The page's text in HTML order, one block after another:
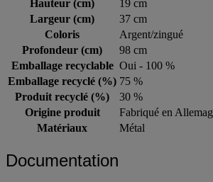
Hauteur (cm)
19 cm
Largeur (cm)
37 cm
Coloris
Argent/zingué
Profondeur (cm)
98 cm
Emballage recyclable Oui - 100 %
Emballage recyclé (%)
75 %
Produit recyclé (%)
30 %
Origine produit
Fabriqué en
Documentation